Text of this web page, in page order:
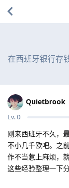
在西班牙银行存
Quietbrook
Lv.0
刚来西班牙不久，
不小几千欧吧。之
作不当惹上麻烦，
这些经验整理一下